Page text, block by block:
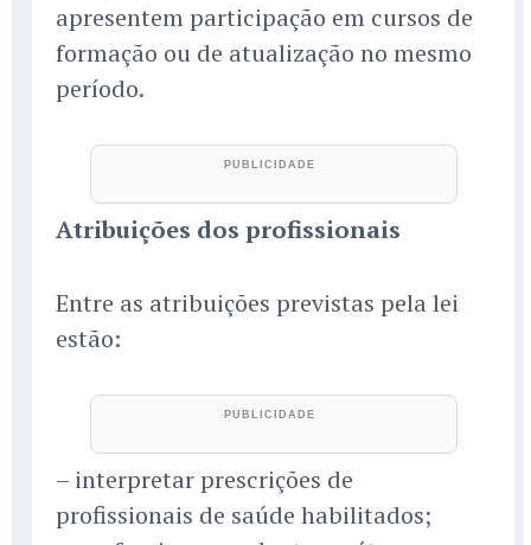
apresentem participação em cursos de
formação ou de atualização no mesmo
período.
Atribuições dos profissionais
Entre as atribuições previstas pela lei
estão:
– interpretar prescrições de
profissionais de saúde habilitados;